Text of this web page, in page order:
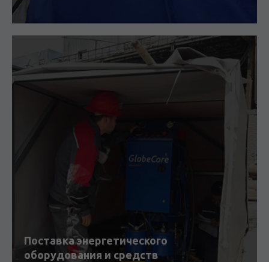
Поставка энергетического
оборудования и средств